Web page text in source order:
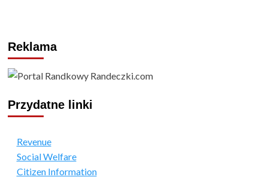
Reklama
Przydatne linki
Revenue
Social Welfare
Citizen Information